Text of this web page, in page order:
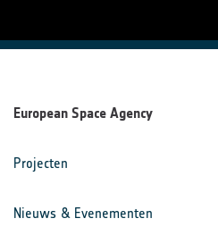
European Space Agency
Projecten
Nieuws & Evenementen